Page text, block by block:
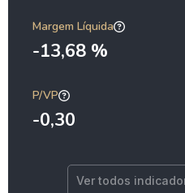
Margem Líquida
-13,68 %
P/VP
-0,30
Ver todos